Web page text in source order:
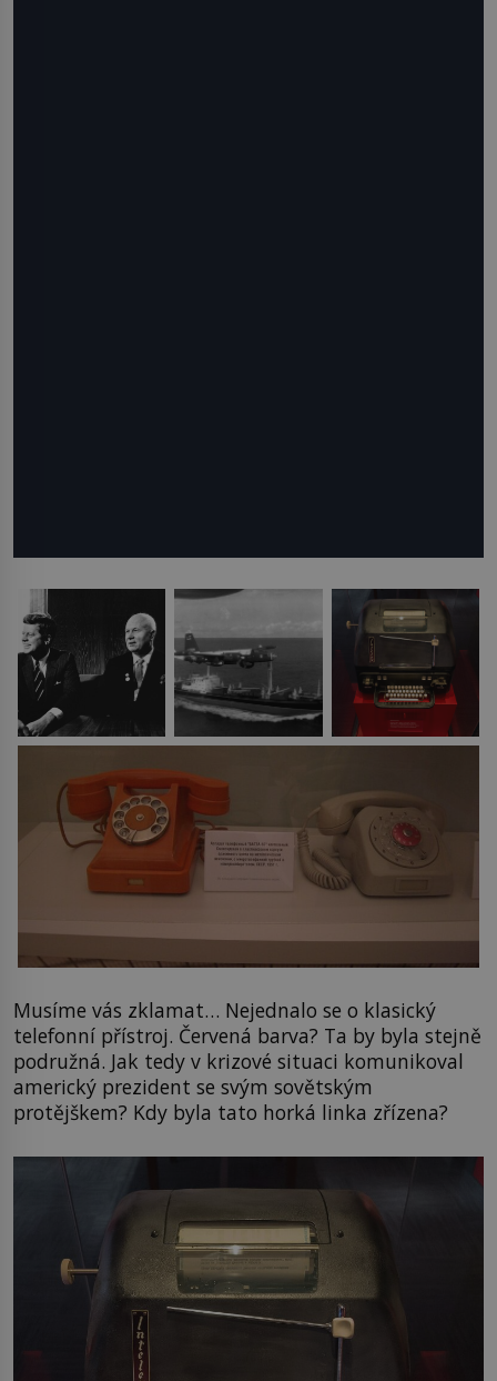
Musíme vás zklamat… Nejednalo se o klasický
telefonní přístroj. Červená barva? Ta by byla stejně
podružná. Jak tedy v krizové situaci komunikoval
americký prezident se svým sovětským
protějškem? Kdy byla tato horká linka zřízena?